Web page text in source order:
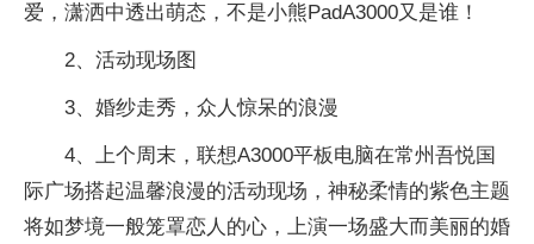
爱，潇洒中透出萌态，不是小熊PadA3000又是谁！
2、活动现场图
3、婚纱走秀，众人惊呆的浪漫
4、上个周末，联想A3000平板电脑在常州吾悦国
际广场搭起温馨浪漫的活动现场，神秘柔情的紫色主题
将如梦境一般笼罩恋人的心，上演一场盛大而美丽的婚